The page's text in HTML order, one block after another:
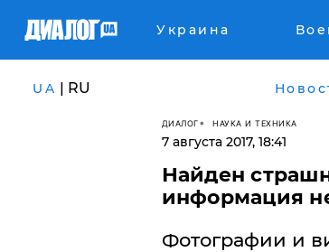
Украина
UA | RU
ДИАЛОГ НАУКА И ТЕХНИКА
7 августа 2017, 18:41
Найден
информация
Фотографии и